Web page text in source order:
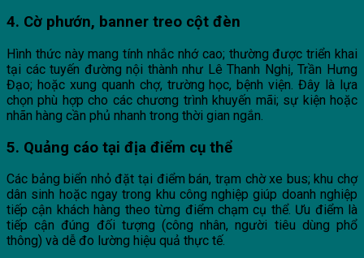
4. Cờ phướn, banner treo cột đèn
Hình thức này mang tính nhắc nhớ cao; thường được triển khai
tại các tuyến đường nội thành như Lê Thanh Nghị, Trần Hưng
Đạo; hoặc xung quanh chợ, trường học, bệnh viện. Đây là lựa
chọn phù hợp cho các chương trình khuyến mãi; sự kiện hoặc
nhãn hàng cần phủ nhanh trong thời gian ngắn.
5. Quảng cáo tại địa điểm cụ thể
Các bảng biển nhỏ đặt tại điểm bán, trạm chờ xe bus; khu chợ
dân sinh hoặc ngay trong khu công nghiệp giúp doanh nghiệp
tiếp cận khách hàng theo từng điểm chạm cụ thể. Ưu điểm là
tiếp cận đúng đối tượng (công nhân, người tiêu dùng phổ
thông) và dễ đo lường hiệu quả thực tế.